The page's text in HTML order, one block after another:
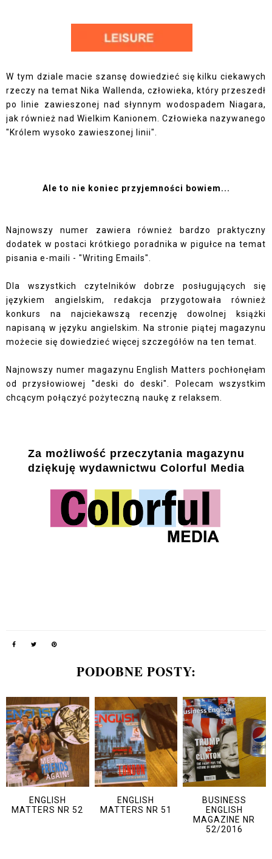
W tym dziale macie szansę dowiedzieć się kilku ciekawych
rzeczy na temat Nika Wallenda, człowieka, który przeszedł
po linie zawieszonej nad słynnym wodospadem Niagara,
jak również nad Wielkim Kanionem. Człowieka nazywanego
"Królem wysoko zawieszonej linii".
Ale to nie koniec przyjemności bowiem...
Najnowszy numer zawiera również bardzo praktyczny
dodatek w postaci krótkiego poradnika w pigułce na temat
pisania e-maili - "Writing Emails".
Dla wszystkich czytelników dobrze posługujących się
językiem angielskim, redakcja przygotowała również
konkurs na najciekawszą recenzję dowolnej książki
napisaną w języku angielskim. Na stronie piątej magazynu
możecie się dowiedzieć więcej szczegółów na ten temat.
Najnowszy numer magazynu English Matters pochłonęłam
od przysłowiowej "deski do deski". Polecam wszystkim
chcącym połączyć pożyteczną naukę z relaksem.
Za możliwość przeczytania magazynu
dziękuję wydawnictwu Colorful Media
PODOBNE POSTY:
ENGLISH
MATTERS NR 52
ENGLISH
MATTERS NR 51
BUSINESS
ENGLISH
MAGAZINE NR
52/2016